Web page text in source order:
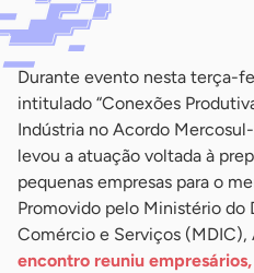
Durante evento nesta terça-
intitulado “Conexões
Indústria no Acordo
levou a atuação voltada à
pequenas empresas para o
Promovido pelo Ministério do
Comércio e Serviços (MDIC),
encontro reuniu